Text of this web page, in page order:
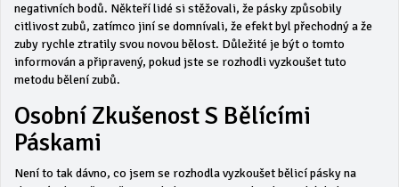
negativních bodů. Někteří lidé si stěžovali, že pásky způsobily
citlivost zubů, zatímco jiní se domnívali, že efekt byl přechodný a že
zuby rychle ztratily svou novou bělost. Důležité je být o tomto
informován a připravený, pokud jste se rozhodli vyzkoušet tuto
metodu bělení zubů.
Osobní Zkušenost S Bělícími
Páskami
Není to tak dávno, co jsem se rozhodla vyzkoušet bělicí pásky na